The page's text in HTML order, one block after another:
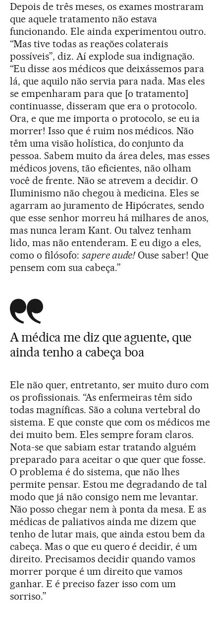
Depois de três meses, os exames mostraram
que aquele tratamento não estava
funcionando. Ele ainda experimentou outro.
“Mas tive todas as reações colaterais
possíveis”, diz. Aí explode sua indignação.
“Eu disse aos médicos que deixássemos para
lá, que aquilo não servia para nada. Mas eles
se empenharam para que [o tratamento]
continuasse, disseram que era o protocolo.
Ora, e que me importa o protocolo, se eu ia
morrer! Isso que é ruim nos médicos. Não
têm uma visão holística, do conjunto da
pessoa. Sabem muito da área deles, mas esses
médicos jovens, tão eficientes, não olham
você de frente. Não se atrevem a decidir. O
Iluminismo não chegou à medicina. Eles se
agarram ao juramento de Hipócrates, sendo
que esse senhor morreu há milhares de anos,
mas nunca leram Kant. Ou talvez tenham
lido, mas não entenderam. E eu digo a eles,
como o filósofo: sapere aude! Ouse saber! Que
pensem com sua cabeça.”
A médica me diz que aguente, que
ainda tenho a cabeça boa
Ele não quer, entretanto, ser muito duro com
os profissionais. “As enfermeiras têm sido
todas magníficas. São a coluna vertebral do
sistema. E que conste que com os médicos me
dei muito bem. Eles sempre foram claros.
Nota-se que sabiam estar tratando alguém
preparado para aceitar o que quer que fosse.
O problema é do sistema, que não lhes
permite pensar. Estou me degradando de tal
modo que já não consigo nem me levantar.
Não posso chegar nem à ponta da mesa. E as
médicas de paliativos ainda me dizem que
tenho de lutar mais, que ainda estou bem da
cabeça. Mas o que eu quero é decidir, é um
direito. Precisamos decidir quando vamos
morrer porque é um direito que vamos
ganhar. E é preciso fazer isso com um
sorriso.”